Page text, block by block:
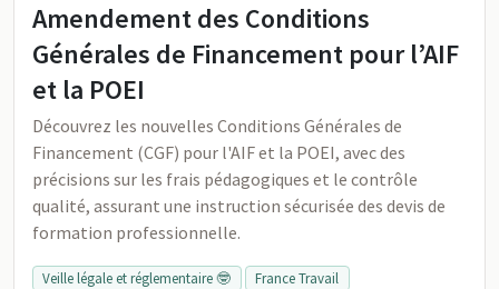
Amendement des Conditions
Générales de Financement pour l’AIF
et la POEI
Découvrez les nouvelles Conditions Générales de
Financement (CGF) pour l'AIF et la POEI, avec des
précisions sur les frais pédagogiques et le contrôle
qualité, assurant une instruction sécurisée des devis de
formation professionnelle.
Veille légale et réglementaire 🤓 France Travail